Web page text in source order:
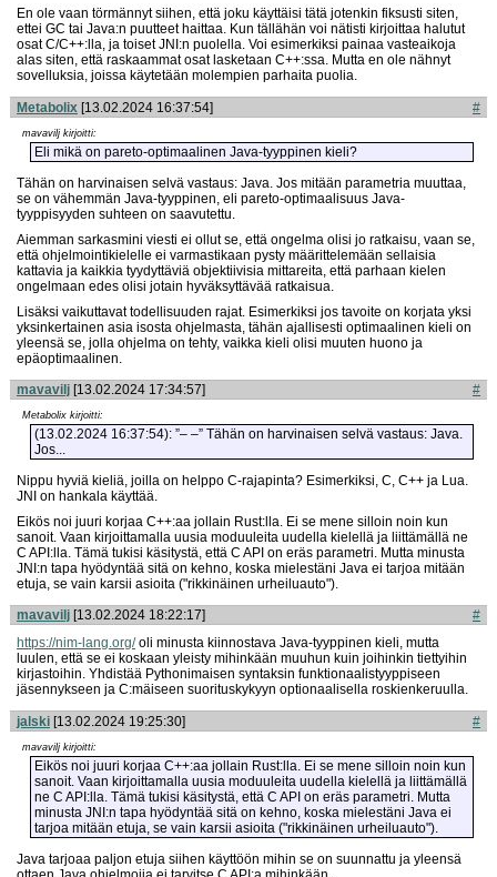
En ole vaan törmännyt siihen, että joku käyttäisi tätä jotenkin fiksusti siten,
ettei GC tai Java:n puutteet haittaa. Kun tällähän voi nätisti kirjoittaa halutut
osat C/C++:lla, ja toiset JNI:n puolella. Voi esimerkiksi painaa vasteaikoja
alas siten, että raskaammat osat lasketaan C++:ssa. Mutta en ole nähnyt
sovelluksia, joissa käytetään molempien parhaita puolia.
Metabolix [13.02.2024 16:37:54] #
mavavilj kirjoitti:
Eli mikä on pareto-optimaalinen Java-tyyppinen kieli?
Tähän on harvinaisen selvä vastaus: Java. Jos mitään parametria muuttaa,
se on vähemmän Java-tyyppinen, eli pareto-optimaalisuus Java-
tyyppisyyden suhteen on saavutettu.
Aiemman sarkasmini viesti ei ollut se, että ongelma olisi jo ratkaisu, vaan se,
että ohjelmointikielelle ei varmastikaan pysty määrittelemään sellaisia
kattavia ja kaikkia tyydyttäviä objektiivisia mittareita, että parhaan kielen
ongelmaan edes olisi jotain hyväksyttävää ratkaisua.
Lisäksi vaikuttavat todellisuuden rajat. Esimerkiksi jos tavoite on korjata yksi
yksinkertainen asia isosta ohjelmasta, tähän ajallisesti optimaalinen kieli on
yleensä se, jolla ohjelma on tehty, vaikka kieli olisi muuten huono ja
epäoptimaalinen.
mavavilj [13.02.2024 17:34:57] #
Metabolix kirjoitti:
(13.02.2024 16:37:54): ”– –” Tähän on harvinaisen selvä vastaus: Java.
Jos...
Nippu hyviä kieliä, joilla on helppo C-rajapinta? Esimerkiksi, C, C++ ja Lua.
JNI on hankala käyttää.
Eikös noi juuri korjaa C++:aa jollain Rust:lla. Ei se mene silloin noin kun
sanoit. Vaan kirjoittamalla uusia moduuleita uudella kielellä ja liittämällä ne
C API:lla. Tämä tukisi käsitystä, että C API on eräs parametri. Mutta minusta
JNI:n tapa hyödyntää sitä on kehno, koska mielestäni Java ei tarjoa mitään
etuja, se vain karsii asioita ("rikkinäinen urheiluauto").
mavavilj [13.02.2024 18:22:17]
#
https://nim-lang.org/oli minusta kiinnostava Java-tyyppinen kieli, mutta
luulen, että se ei koskaan yleisty mihinkään muuhun kuin joihinkin tiettyihin
kirjastoihin. Yhdistää Pythonimaisen syntaksin funktionaalistyyppiseen
jäsennykseen ja C:mäiseen suorituskykyyn optionaalisella roskienkeruulla.
jalski [13.02.2024 19:25:30] #
mavavilj kirjoitti:
Eikös noi juuri korjaa C++:aa jollain Rust:lla. Ei se mene silloin noin kun
sanoit. Vaan kirjoittamalla uusia moduuleita uudella kielellä ja liittämällä
ne C API:lla. Tämä tukisi käsitystä, että C API on eräs parametri. Mutta
minusta JNI:n tapa hyödyntää sitä on kehno, koska mielestäni Java ei
tarjoa mitään etuja, se vain karsii asioita ("rikkinäinen urheiluauto").
Java tarjoaa paljon etuja siihen käyttöön mihin se on suunnattu ja yleensä